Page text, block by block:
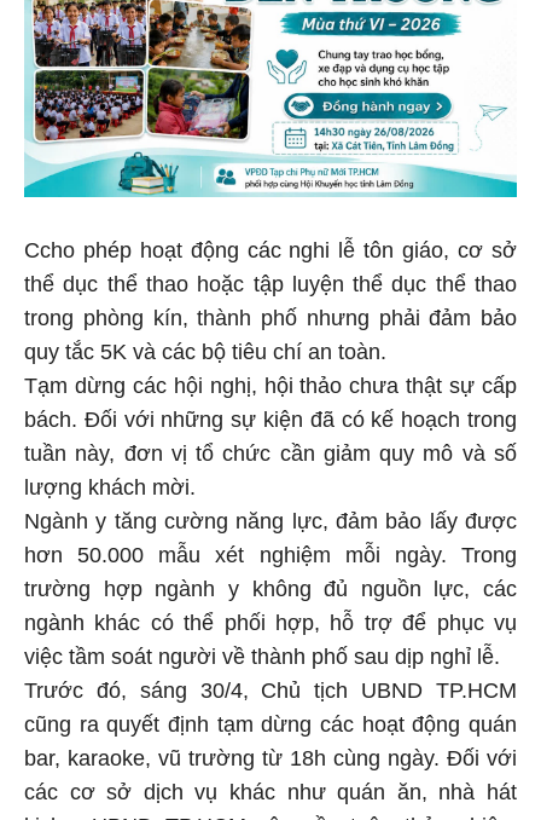
Ccho phép hoạt động các nghi lễ tôn giáo, cơ sở
thể dục thể thao hoặc tập luyện thể dục thể thao
trong phòng kín, thành phố nhưng phải đảm bảo
quy tắc 5K và các bộ tiêu chí an toàn.
Tạm dừng các hội nghị, hội thảo chưa thật sự cấp
bách. Đối với những sự kiện đã có kế hoạch trong
tuần này, đơn vị tổ chức cần giảm quy mô và số
lượng khách mời.
Ngành y tăng cường năng lực, đảm bảo lấy được
hơn 50.000 mẫu xét nghiệm mỗi ngày. Trong
trường hợp ngành y không đủ nguồn lực, các
ngành khác có thể phối hợp, hỗ trợ để phục vụ
việc tầm soát người về thành phố sau dịp nghỉ lễ.
Trước đó, sáng 30/4, Chủ tịch UBND TP.HCM
cũng ra quyết định tạm dừng các hoạt động quán
bar, karaoke, vũ trường từ 18h cùng ngày. Đối với
các cơ sở dịch vụ khác như quán ăn, nhà hát